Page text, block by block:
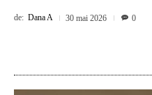
de: Dana A 30 mai 2026 0